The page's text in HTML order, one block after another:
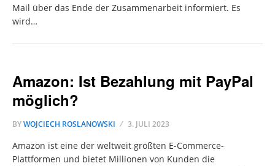
Mail über das Ende der Zusammenarbeit informiert. Es
wird…
Amazon: Ist Bezahlung mit PayPal
möglich?
BYWOJCIECH ROSLANOWSKI 3. JULI 2023
Amazon ist eine der weltweit größten E-Commerce-
Plattformen und bietet Millionen von Kunden die